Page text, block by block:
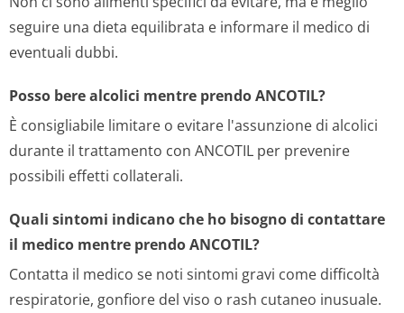
seguire una dieta equilibrata e informare il medico di
eventuali dubbi.
Posso bere alcolici mentre prendo ANCOTIL?
È consigliabile limitare o evitare l'assunzione di alcolici
durante il trattamento con ANCOTIL per prevenire
possibili effetti collaterali.
Quali sintomi indicano che ho bisogno di contattare
il medico mentre prendo ANCOTIL?
Contatta il medico se noti sintomi gravi come difficoltà
respiratorie, gonfiore del viso o rash cutaneo inusuale.